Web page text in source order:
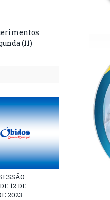
(11)
12 DE
2023